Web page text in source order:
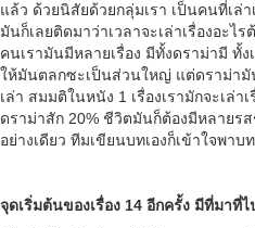
แล้ว ด้วยนิสัยด้วยกลุ่มเรา เป็นคนที่เล่
มันก็เลยติดมาว่าเวลาจะเล่าเรื่องอะไร
คนเรามันมีหลายเรื่อง มีทั้งดราม่ามี ทั้ง
ให้มันตลกซะเป็นส่วนใหญ่ แต่ดราม่ามั
เล่า สมมติในหนัง 1 เรื่องเรามักจะเล่า
ดราม่าสัก 20% ชีวิตมันก็ต้องมีหลายร
อย่างเดียว ทีมเขียนบทเองก็เข้าใจพา
จุดเริ่มต้นของเรื่อง 14 อีกครั้ง มีที่มาที่ไ